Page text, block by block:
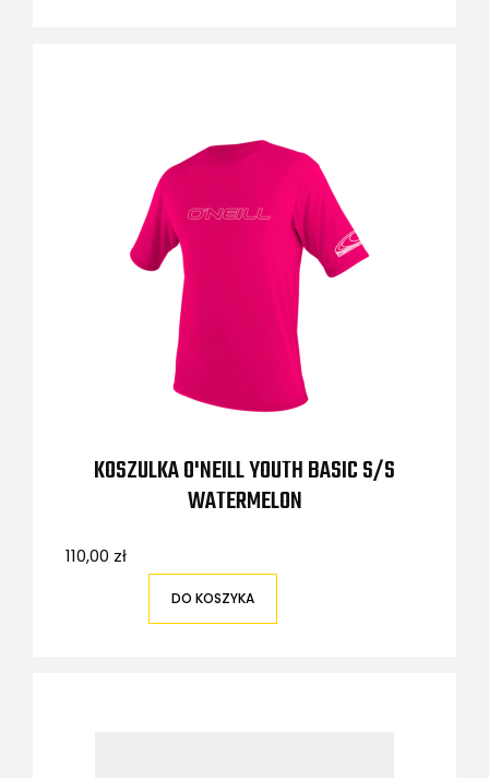
KOSZULKA O'NEILL YOUTH BASIC S/S
WATERMELON
110,00 zł
DO KOSZYKA